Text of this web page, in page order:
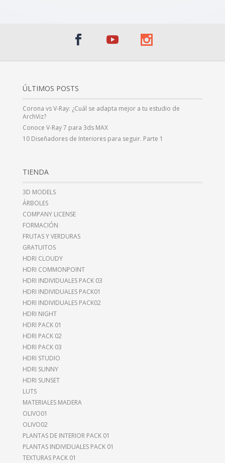
ÚLTIMOS POSTS
Corona vs V-Ray: ¿Cuál se adapta mejor a tu estudio de
ArchViz?
Conoce V-Ray 7 para 3ds MAX
10 Diseñadores de Interiores para seguir. Parte 1
TIENDA
3D MODELS
ÁRBOLES
COMPANY LICENSE
FORMACIÓN
FRUTAS Y VERDURAS
GRATUITOS
HDRI CLOUDY
HDRI COMMONPOINT
HDRI INDIVIDUALES PACK 03
HDRI INDIVIDUALES PACK01
HDRI INDIVIDUALES PACK02
HDRI NIGHT
HDRI PACK 01
HDRI PACK 02
HDRI PACK 03
HDRI STUDIO
HDRI SUNNY
HDRI SUNSET
LUTS
MATERIALES MADERA
OLIVO01
OLIVO02
PLANTAS DE INTERIOR PACK 01
PLANTAS INDIVIDUALES PACK 01
TEXTURAS PACK 01